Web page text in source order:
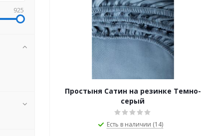
Простыня Сатин на резинке Темно-
серый
Есть в наличии (14)
925